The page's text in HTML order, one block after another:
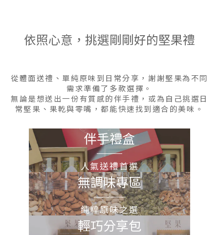
依照心意，挑選剛剛好的堅果禮
從體面送禮、單純原味到日常分享，謝謝堅果為不同
需求準備了多款選擇。
無論是想送出一份有質感的伴手禮，或為自己挑選日
常堅果、果乾與零嘴，都能快速找到適合的美味。
伴手禮盒
人氣送禮首選
無調味專區
純粹原味之選
輕巧分享包